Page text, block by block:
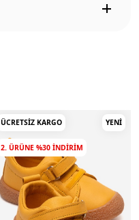
ÜCRETSIZ KARGO YENI
2. ÜRÜNE %30 INDIRIM